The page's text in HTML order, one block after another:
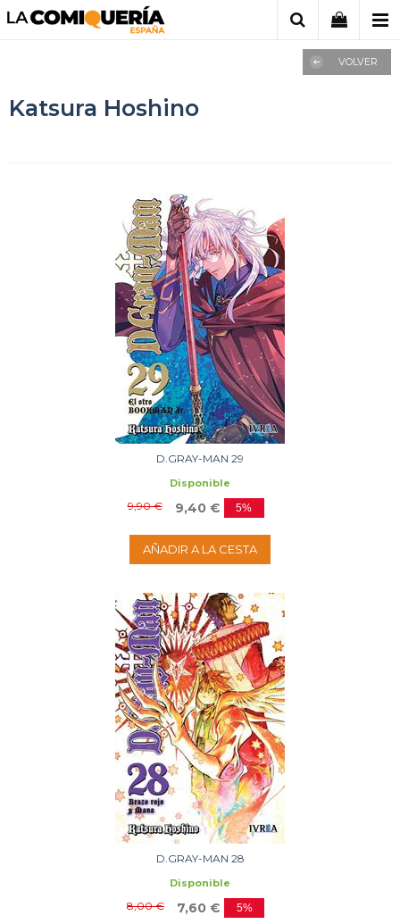
VOLVER
Katsura Hoshino
D.GRAY-MAN 29
Disponible
9,90 € 9,40 € 5%
AÑADIR A LA CESTA
D.GRAY-MAN 28
Disponible
8,00 € 7,60 € 5%